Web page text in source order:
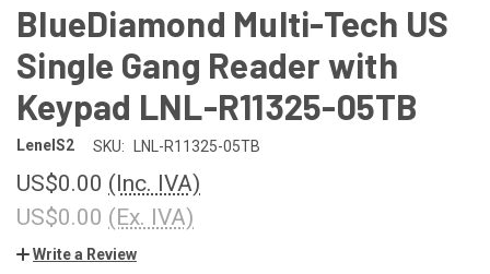
BlueDiamond Multi-Tech US
Single Gang Reader with
Keypad LNL-R11325-05TB
LenelS2 SKU: LNL-R11325-05TB
US$0.00 (Inc. IVA)
US$0.00 (Ex. IVA)
Write a Review